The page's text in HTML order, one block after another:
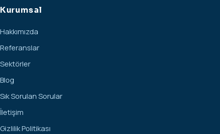
Kurumsal
Hakkımızda
Referanslar
Sektörler
Blog
Sık Sorulan Sorular
İletişim
Gizlilik Politikası